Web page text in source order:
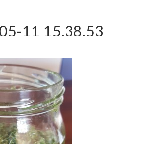
11 15.38.53